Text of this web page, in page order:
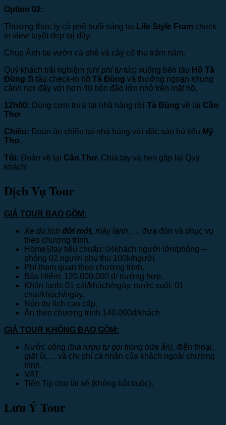
Option 02:
Thưởng thức ly cà phê buổi sáng tại Life Style Fram check-
in view tuyệt đẹp tại đây.
Chụp Ảnh tại vườn cà phê và cây cổ thụ trăm năm.
Quý khách trải nghiệm (chi phí tự túc) xuống bến tàu Hồ Tà
Đùng đi tàu check-in hồ Tà Đùng và thưởng ngoạn khung
cảnh nơi đây với hơn 40 hòn đảo lớn nhỏ trên mặt hồ.
12h00: Dùng cơm trưa tại nhà hàng rời Tà Đùng về lại Cần
Thơ.
Chiều: Đoàn ăn chiều tại nhà hàng với đặc sản hủ tiếu Mỹ
Tho.
Tối: Đoàn về lại Cần Thơ. Chia tay và hẹn gặp lại Quý
khách!
Dịch Vụ Tour
GIÁ TOUR BAO GỒM:
Xe du lịch đời mới, máy lạnh, … đưa đón và phục vụ
theo chương trình.
HomeStay tiêu chuẩn: 04khách người lớn/phòng –
phòng 02 người phụ thu 100k/người.
Phí tham quan theo chương trình.
Bảo Hiểm: 120.000.000 đ/ trường hợp.
Khăn lạnh: 01 cái/khách/ngày, nước suối: 01
chai/khách/ngày.
Nón du lịch cao cấp.
Ăn theo chương trình 140.000đ/khách
GIÁ TOUR KHÔNG BAO GỒM:
Nước uống (bia rượu tự gọi trong bữa ăn), điện thoại,
giặt ủi,… và chi phí cá nhân của khách ngoài chương
trình.
VAT
Tiền Tip cho tài xế (không bắt buộc).
Lưu Ý Tour